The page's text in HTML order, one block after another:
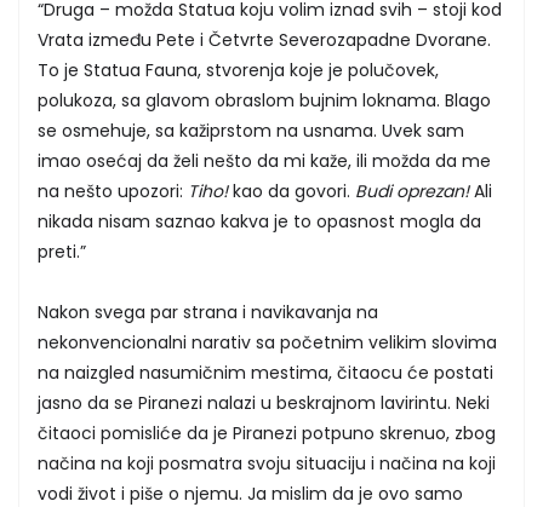
“Druga – možda Statua koju volim iznad svih – stoji kod
Vrata između Pete i Četvrte Severozapadne Dvorane.
To je Statua Fauna, stvorenja koje je polučovek,
polukoza, sa glavom obraslom bujnim loknama. Blago
se osmehuje, sa kažiprstom na usnama. Uvek sam
imao osećaj da želi nešto da mi kaže, ili možda da me
na nešto upozori: Tiho!kao da govori. Budi oprezan!Ali
nikada nisam saznao kakva je to opasnost mogla da
preti.”
Nakon svega par strana i navikavanja na
nekonvencionalni narativ sa početnim velikim slovima
na naizgled nasumičnim mestima, čitaocu će postati
jasno da se Piranezi nalazi u beskrajnom lavirintu. Neki
čitaoci pomisliće da je Piranezi potpuno skrenuo, zbog
načina na koji posmatra svoju situaciju i načina na koji
vodi život i piše o njemu. Ja mislim da je ovo samo